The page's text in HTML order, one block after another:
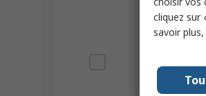
cliquez sur
savoir